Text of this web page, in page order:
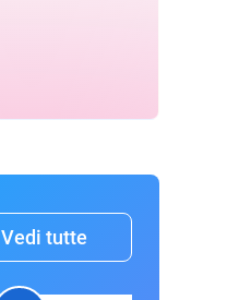
Vedi tutte